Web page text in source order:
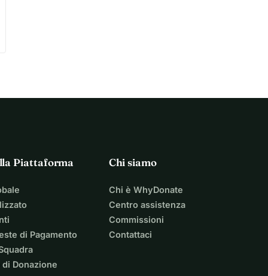
Piattaforma
di Pagamento
Donazione
Chi siamo
Chi è WhyDonate
Centro assistenza
Commissioni
Contattaci